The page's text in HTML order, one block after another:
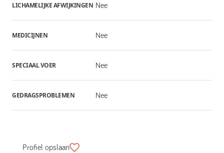
LICHAMELIJKE AFWIJKINGEN Nee
MEDICIJNEN Nee
SPECIAAL VOER Nee
GEDRAGSPROBLEMEN Nee
Profiel opslaan